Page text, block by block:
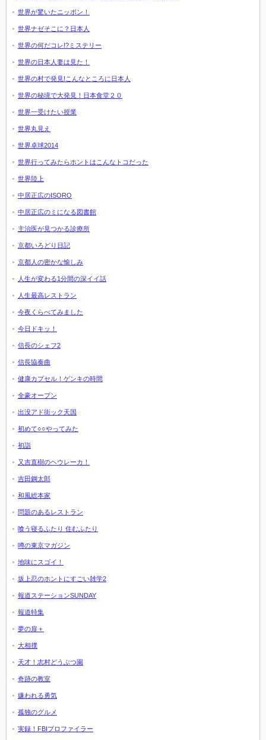
世界が驚いたニッポン！
世界ナゼそこに？日本人
世界の何だコレ!?ミステリー
世界の日本人妻は見た！
世界の村で発見!こんなところに日本人
世界の秘境で大発見！日本食堂２０
世界一受けたい授業
世界丸見え
世界卓球2014
世界行ってみたらホントはこんなトコだった
世界陸上
中居正広のISORO
中居正広のミになる図書館
主治医が見つかる診療所
京都いろどり日記
京都人の密かな愉しみ
人生が変わる1分間の深イイ話
人生最高レストラン
今夜くらべてみました
今日ドキッ！
信長のシェフ2
信長協奏曲
健康カプセル！ゲンキの時間
全豪オープン
出没アド街ック天国
初めて○○やってみた
初詣
又吉直樹のヘウレーカ！
吉田鋼太郎
和風総本家
問題のあるレストラン
喰う寝るふたり 住むふたり
噂の東京マガジン
地味にスゴイ！
坂上忍のホントにすごい雑学2
報道ステーションSUNDAY
報道特集
夢の扉＋
大相撲
天才！志村どうぶつ園
奇跡の教室
嫌われる勇気
孤独のグルメ
実録！FBIプロファイラー